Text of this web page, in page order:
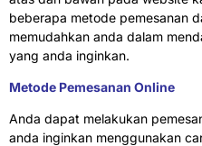
beberapa metode pemesanan
memudahkan anda dalam
yang anda inginkan.
Metode Pemesanan Online
Anda dapat melakukan
anda inginkan menggunakan